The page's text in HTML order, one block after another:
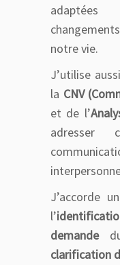
notre vie.
J’utilise
la CNV
et de l’
adresser
J’accorde
l’
demandedu
clarification